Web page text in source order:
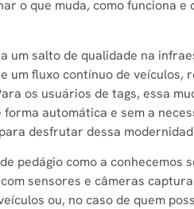
o que muda, como funciona
um salto de qualidade na
um fluxo contínuo de veículos,
os usuários de tags, essa
automática e sem a
desfrutar dessa
pedágio como a conhecemos
sensores e câmeras
ou, no caso de quem